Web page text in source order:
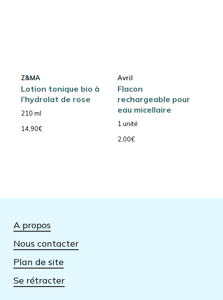
Z&MA
Lotion tonique bio à
l’hydrolat de rose
210 ml
14,90€
Avril
Flacon
rechargeable pour
eau micellaire
1 unité
2,00€
A propos
Nous contacter
Plan de site
Se rétracter